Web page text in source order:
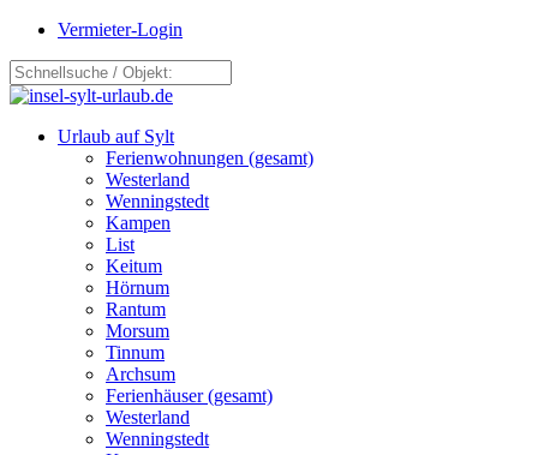
Vermieter-Login
Urlaub auf Sylt
Ferienwohnungen (gesamt)
Westerland
Wenningstedt
Kampen
List
Keitum
Hörnum
Rantum
Morsum
Tinnum
Archsum
Ferienhäuser (gesamt)
Westerland
Wenningstedt